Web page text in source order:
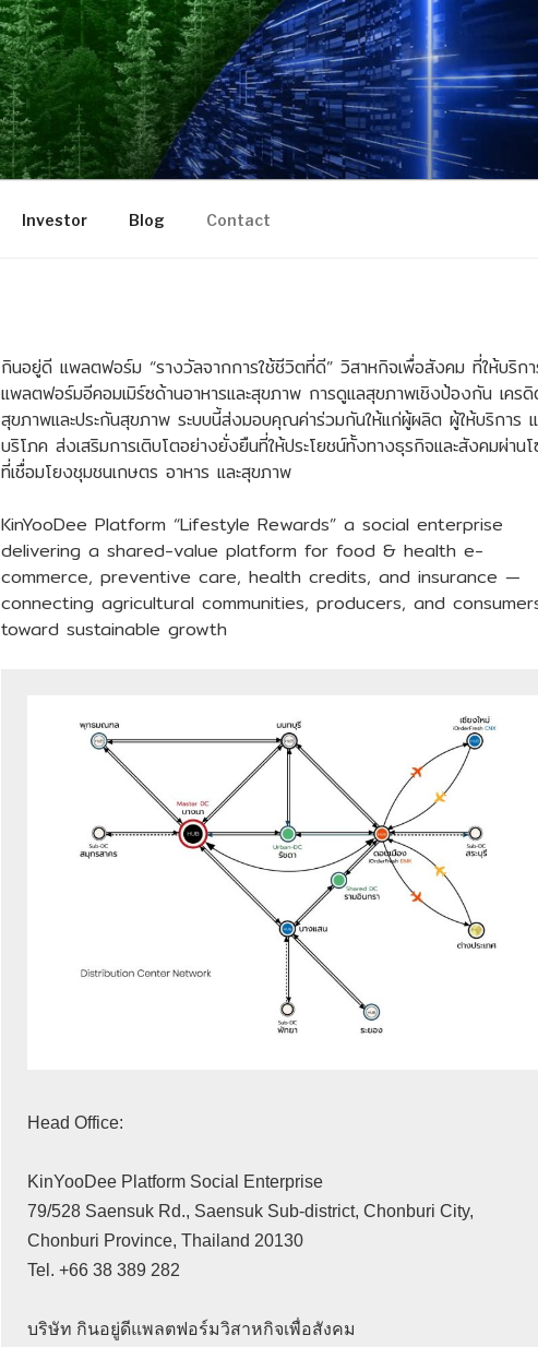
Investor Blog Contact
กินอยู่ดี แพลตฟอร์ม “รางวัลจากการใช้ชีวิตที่ดี” วิสาหกิจเพื่อสังคม ที่ให้บริก
แพลตฟอร์มอีคอมเมิร์ซด้านอาหารและสุขภาพ การดูแลสุขภาพเชิงป้องกัน เคร
สุขภาพและประกันสุขภาพ ระบบนี้ส่งมอบคุณค่าร่วมกันให้แก่ผู้ผลิต ผู้ให้บริการ
บริโภค ส่งเสริมการเติบโตอย่างยั่งยืนที่ให้ประโยชน์ทั้งทางธุรกิจและสังคมผ่าน
ที่เชื่อมโยงชุมชนเกษตร อาหาร และสุขภาพ
KinYooDee Platform “Lifestyle Rewards” a social enterprise
delivering a shared-value platform for food & health e-
commerce, preventive care, health credits, and insurance —
connecting agricultural communities, producers, and
toward sustainable growth
Head Office:
KinYooDee Platform Social Enterprise
79/528 Saensuk Rd., Saensuk Sub-district, Chonburi City,
Chonburi Province, Thailand 20130
Tel. +66 38 389 282
บริษัท กินอยู่ดีแพลตฟอร์มวิสาหกิจเพื่อสังคม